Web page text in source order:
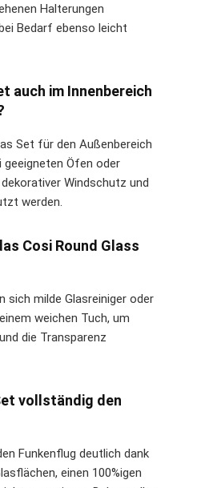
Halterungen
Bedarf ebenso leicht
auch im Innenbereich
Set für den Außenbereich
geeigneten Öfen oder
Windschutz und
werden.
Cosi Round Glass
sich milde Glasreiniger oder
weichen Tuch, um
die Transparenz
vollständig den
Funkenflug deutlich dank
einen 100%igen